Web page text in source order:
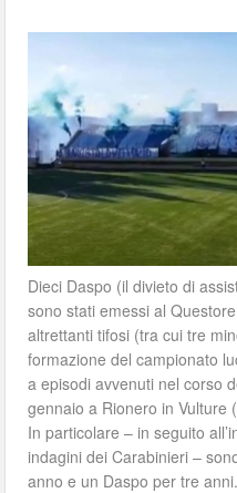
Dieci Daspo (il divieto di
sono stati emessi al
altrettanti tifosi (tra cui tre
formazione del campionato
a episodi avvenuti nel corso
gennaio a Rionero in Vulture
In particolare – in seguito
indagini dei Carabinieri –
anno e un Daspo per tre anni.